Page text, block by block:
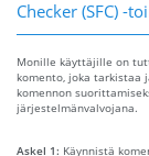
Checker (SFC) -
Monille käyttäjille on
komento, joka tarkistaa
komennon
järjestelmänvalvojana.
Askel 1: Käynnistä